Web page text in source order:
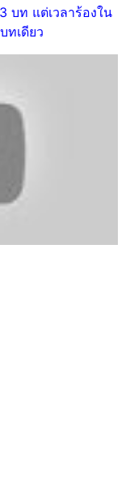
บท แต่เวลาร้องใน
ทเดียว